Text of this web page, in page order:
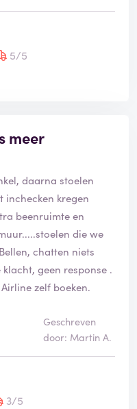
5/5
meer
daarna stoelen
kregen
beenruimte en
die we
chatten niets
geen response .
zelf boeken.
Geschreven
door: Martin A.
3/5